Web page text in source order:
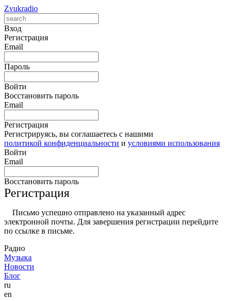
Zvukradio
Вход
Регистрация
Email
Пароль
Войти
Восстановить пароль
Email
Регистрация
Регистрируясь, вы соглашаетесь с нашими
политикой конфиденциальности и условиями использования
Войти
Email
Восстановить пароль
Регистрация
Письмо успешно отправлено на указанный адрес
электронной почты. Для завершения регистрации перейдите
по ссылке в письме.
Радио
Музыка
Новости
Блог
ru
en